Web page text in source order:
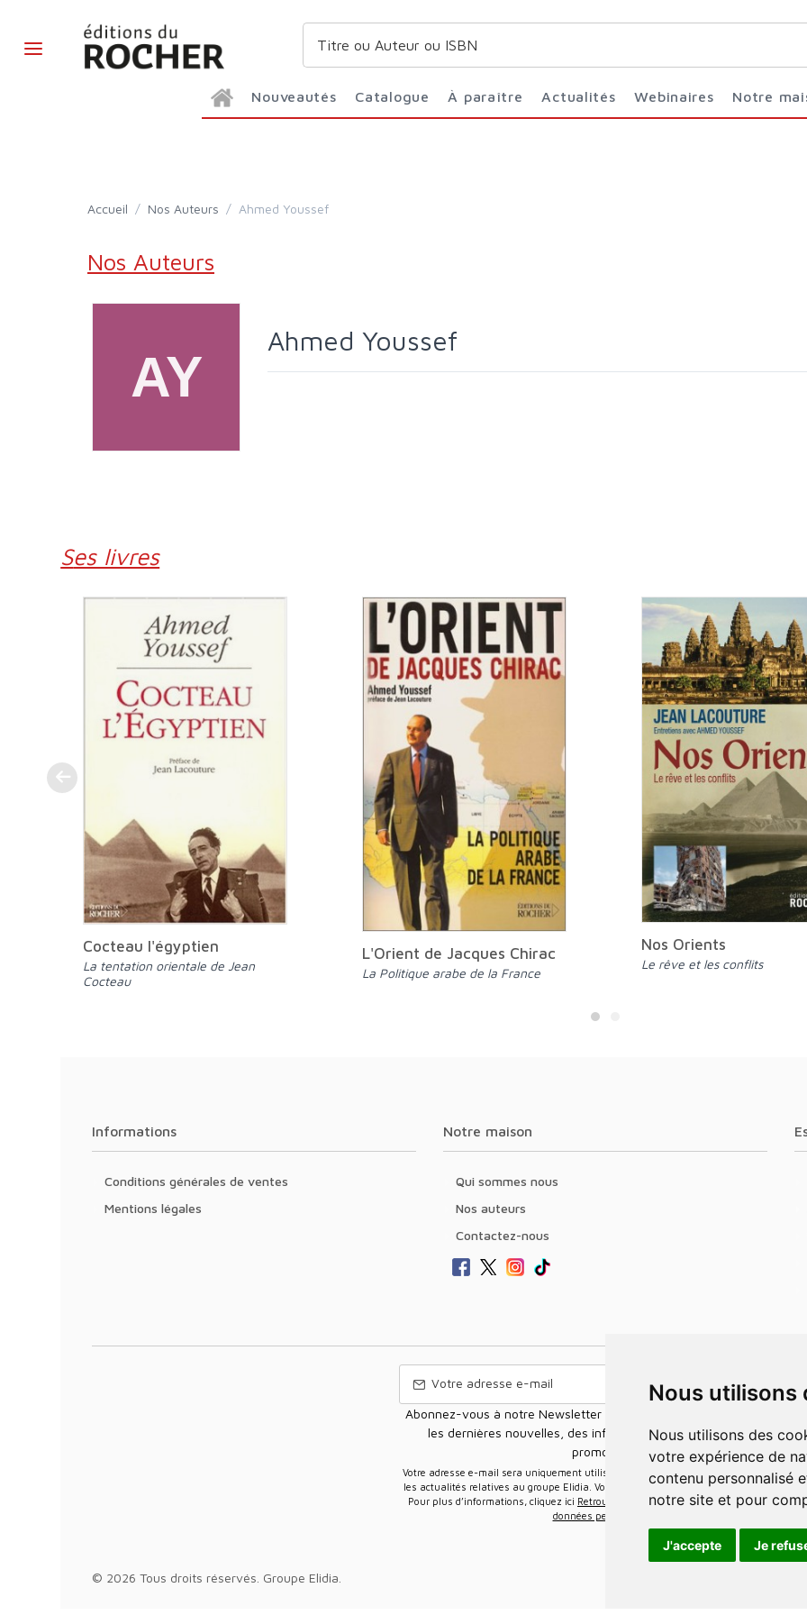
Nous
Nous utilisons des cookies et d'autres technologies de suivi pour améliorer
votre expérience de
contenu personnalisé
notre site et pour
J'accepte Je
Nouveautés Catalogue À paraître Actualités Webinaires Notre
Accueil / Nos Auteurs / Ahmed Youssef
Nos Auteurs
Ahmed Youssef
Ses livres
Cocteau l'égyptien
La tentation orientale de Jean
Cocteau
L'Orient de Jacques Chirac
La Politique arabe de la France
Nos Orients
Le rêve et les conflits
Informations
Conditions générales de ventes
Mentions légales
Notre maison
Qui sommes nous
Nos auteurs
Contactez-nous
Abonnez-vous à notre Newsletter pour recevoir nos nouvelles offres,
les dernières nouvelles, des informations sur les ventes et les
promotions.
Votre adresse e-mail sera uniquement utilisée pour vous envoyer des informations sur
les actualités relatives au groupe Elidia. Vous pouvez vous désinscrire à tout moment.
Pour plus d’informations, cliquez ici Retrouvez ici notre politique de protection de vos
données personnelles
© 2026 Tous droits réservés. Groupe Elidia